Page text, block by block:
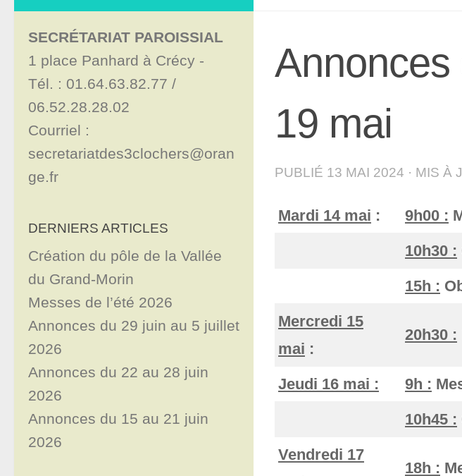
Annonces
19 mai
PUBLIÉ 13 MAI 2024 · MIS À
Mardi 14 mai : 9h00 :
10h30 :
15h :
Mercredi 15
mai :
20h30 :
Jeudi 16 mai : 9h :
10h45 :
Vendredi 17
18h :
SECRÉTARIAT PAROISSIAL
1 place Panhard à Crécy -
Tél. : 01.64.63.82.77 /
06.52.28.28.02
Courriel :
secretariatdes3clochers@oran
ge.fr
DERNIERS ARTICLES
Création du pôle de la Vallée
du Grand-Morin
Messes de l’été 2026
Annonces du 29 juin au 5 juillet
2026
Annonces du 22 au 28 juin
2026
Annonces du 15 au 21 juin
2026